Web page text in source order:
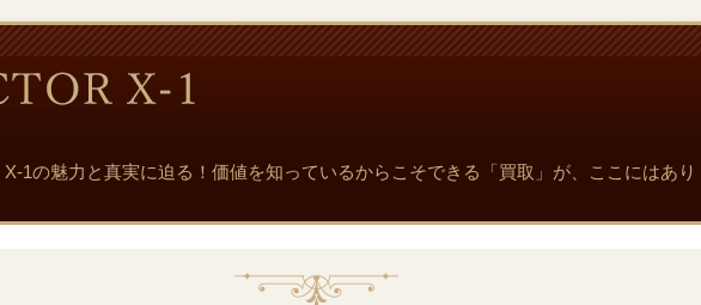
1の魅力と真実に迫る！価値を知っているからこそできる「買取」が、ここにはあり